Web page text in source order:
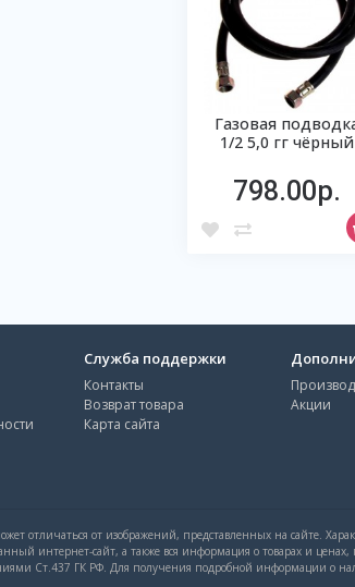
Газовая
1/2 5,0 гг чёрный
798.00р.
Служба поддержки
Контакты
Возврат товара
Карта сайта
Акции
отличаться от изображений, представленных на сайте.
интернет-сайт, а также вся информация о товарах и
Ст.437 ГК РФ. Для получения подробной информации о